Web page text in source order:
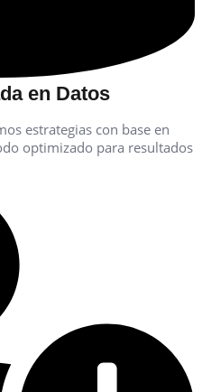
en Datos
estrategias con base en
optimizado para resultados